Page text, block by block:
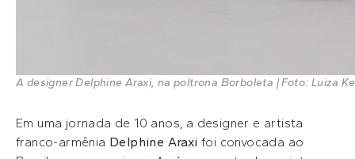
A designer Delphine Araxi, na poltrona Borboleta | Foto: Luiza
Em uma jornada de 10 anos, a designer e artista
franco-armênia Delphine Araxi foi convocada ao